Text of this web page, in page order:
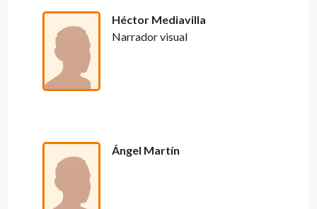
Héctor Mediavilla
Narrador visual
Ángel Martín